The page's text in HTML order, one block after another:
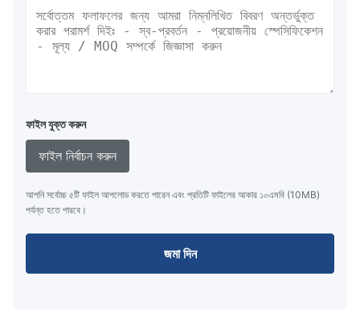
ফাইল যুক্ত করুন
ফাইল নির্বাচন করুন
আপনি সর্বোচ্চ ৫টি ফাইল আপলোড করতে পারেন এবং প্রতিটি ফাইলের আকার ১০এমবি (10MB)
পর্যন্ত হতে পারবে।
জমা দিন